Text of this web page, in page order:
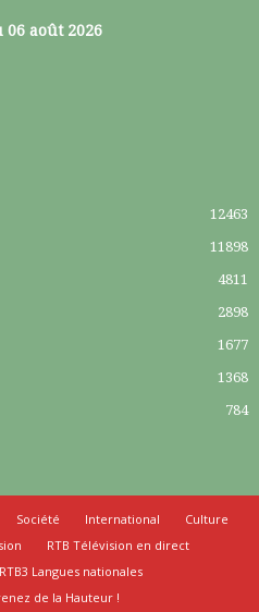
06 août 2026
12463
11898
4811
2898
1677
1368
784
Société International
Culture
RTB Télévision en direct
RTB3 Langues nationales
de la Hauteur !